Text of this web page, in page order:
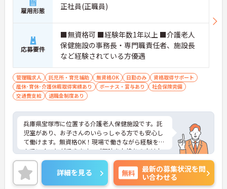
雇用形態 正社員(正職員)
応募要件
■無資格可 ■経験年数1年以上 ■介護老人
保健施設の事務長・専門職責任者、施設長
など経験されている方優遇
管理職求人 託児所・育児補助 無資格OK 日勤のみ
資格取得サポート
産休･育休･介護休暇取得実績あり
ボーナス・賞与あり
社会保険完備
交通費支給
退職金制度あり
兵庫県宝塚市に位置する介護老人保健施設です。託
児室があり、お子さんのいらっしゃる方でも安心し
て働けます。無資格OK！現場で働きながら経験を積
んでいくことができます。ご興味をお持ちの方はお
気軽にお問い合わせください。
詳細を見る 無料
最新の募集状況を問
い合わせる